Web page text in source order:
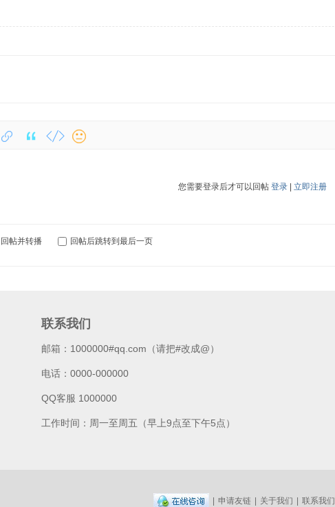
您需要登录后才可以回帖 登录 立即注册
回帖并转播 回帖后跳转到最后一页
联系我们
邮箱：1000000#qq.com（请把#改成@）
电话：0000-000000
QQ客服 1000000
工作时间：周一至周五（早上9点至下午5点）
申请友链 关于我们 联系我们